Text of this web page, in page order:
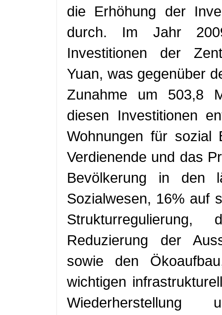
die Erhöhung der
durch. Im Jahr
Investitionen der
Yuan, was gegenüber
Zunahme um 503,8
diesen Investitionen
Wohnungen für sozial
Verdienende und das
Bevölkerung in den
Sozialwesen, 16% auf
Strukturregulierung,
Reduzierung der
sowie den
wichtigen